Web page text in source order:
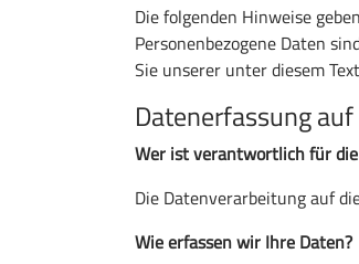
Die folgenden Hinweise
Personenbezogene Daten
Sie unserer unter diesem
Datenerfassung
Wer ist verantwortlich für
Die Datenverarbeitung auf
Wie erfassen wir Ihre Daten?